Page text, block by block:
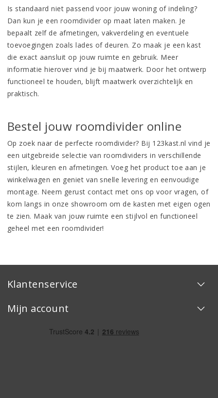
Is standaard niet passend voor jouw woning of indeling?
Dan kun je een roomdivider op maat laten maken. Je
bepaalt zelf de afmetingen, vakverdeling en eventuele
toevoegingen zoals lades of deuren. Zo maak je een kast
die exact aansluit op jouw ruimte en gebruik. Meer
informatie hierover vind je bijmaatwerk. Door het ontwerp
functioneel te houden, blijft maatwerk overzichtelijk en
praktisch.
Bestel jouw roomdivider online
Op zoek naar de perfecte roomdivider? Bij 123kast.nl vind je
een uitgebreide selectie van roomdividers in verschillende
stijlen,kleuren en afmetingen. Voeg het product toe aan je
winkelwagen en geniet van snelle levering en eenvoudige
montage. Neem gerust contact met ons op voor vragen, of
kom langs in onze showroom om de kasten met eigen ogen
te zien. Maak van jouw ruimte een stijlvol en functioneel
geheel met een roomdivider!
Klantenservice
Mijn account